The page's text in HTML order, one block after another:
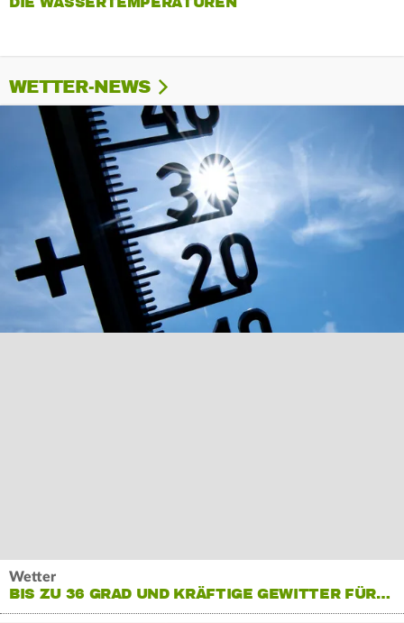
WETTER-NEWS
Wetter
BIS ZU 36 GRAD UND KRÄFTIGE GEWITTER FÜR…